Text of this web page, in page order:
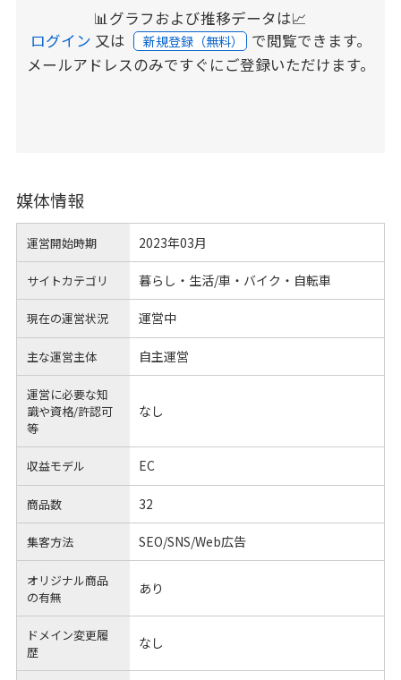
📊グラフおよび推移データは📈
ログイン 又は 新規登録（無料） で閲覧できます。
メールアドレスのみですぐにご登録いただけます。
媒体情報
運営開始時期 2023年03月
サイトカテゴリ 暮らし・生活/車・バイク・自転車
現在の運営状況 運営中
主な運営主体 自主運営
運営に必要な知
識や資格/許認可
等
なし
収益モデル EC
商品数 32
集客方法 SEO/SNS/Web広告
オリジナル商品
の有無
あり
ドメイン変更履
歴
なし